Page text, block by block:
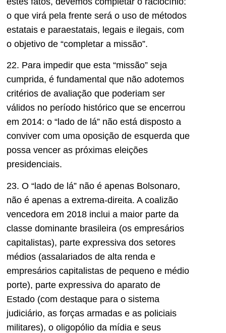
o que virá pela frente será o uso de métodos
estatais e paraestatais, legais e ilegais, com
o objetivo de “completar a missão”.
22. Para impedir que esta “missão” seja
cumprida, é fundamental que não adotemos
critérios de avaliação que poderiam ser
válidos no período histórico que se encerrou
em 2014: o “lado de lá” não está disposto a
conviver com uma oposição de esquerda que
possa vencer as próximas eleições
presidenciais.
23. O “lado de lá” não é apenas Bolsonaro,
não é apenas a extrema-direita. A coalizão
vencedora em 2018 inclui a maior parte da
classe dominante brasileira (os empresários
capitalistas), parte expressiva dos setores
médios (assalariados de alta renda e
empresários capitalistas de pequeno e médio
porte), parte expressiva do aparato de
Estado (com destaque para o sistema
judiciário, as forças armadas e as policiais
militares), o oligopólio da mídia e seus